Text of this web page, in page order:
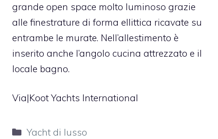
grande open space molto luminoso grazie
alle finestrature di forma ellittica ricavate su
entrambe le murate. Nell’allestimento è
inserito anche l’angolo cucina attrezzato e il
locale bagno.
Via|Koot Yachts International
Categorie
Yacht di lusso